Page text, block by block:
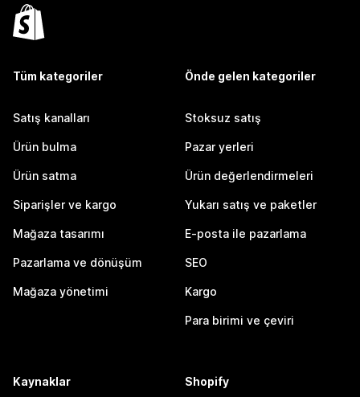
Tüm kategoriler
Satış kanalları
Ürün bulma
Ürün satma
Siparişler ve kargo
Mağaza tasarımı
Pazarlama ve dönüşüm
Mağaza yönetimi
Önde gelen kategoriler
Stoksuz satış
Pazar yerleri
Ürün değerlendirmeleri
Yukarı satış ve paketler
E-posta ile pazarlama
SEO
Kargo
Para birimi ve çeviri
Kaynaklar Shopify